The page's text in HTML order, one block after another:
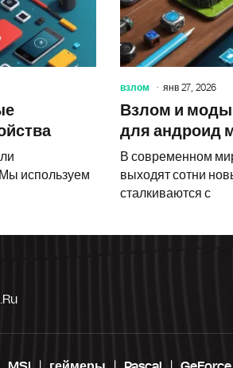
используем
взлом янв 27, 2026
Взлом и моды
для андроид
В современном
выходят сотни
сталкиваются с